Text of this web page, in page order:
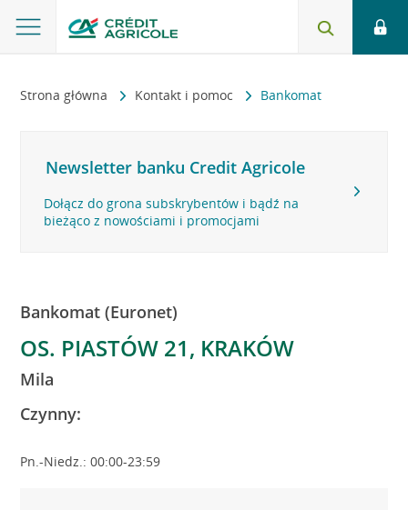
Strona główna Kontakt i pomoc Bankomat
Newsletter banku Credit Agricole
Dołącz do grona subskrybentów i bądź na
bieżąco z nowościami i promocjami
Bankomat (Euronet)
OS. PIASTÓW 21, KRAKÓW
Mila
Czynny:
Pn.-Niedz.: 00:00-23:59